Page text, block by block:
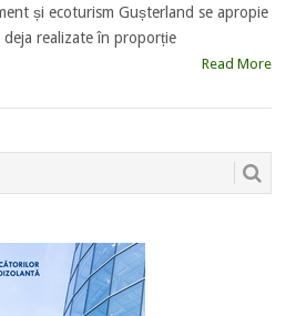
și ecoturism Gușterland se apropie
realizate în proporție
Read More